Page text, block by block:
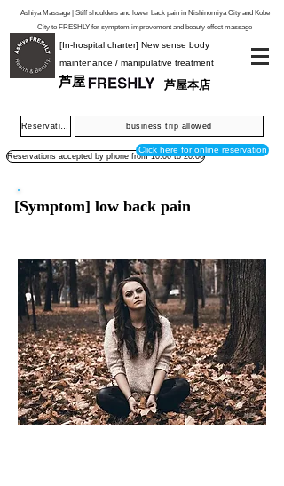
Ashiya Massage | Stiff shoulders and lower back pain in Nishinomiya City and Kobe
City to FRESHLY for symptom improvement and beauty effect massage
芦屋本店
[In-hospital charter] New sense body
maintenance / manipulative treatment
芦屋
Reservation priority system business trip allowed
Reservations accepted by phone from 10:00 to 20:00
Click here for online reservation
[Symptom] low back pain